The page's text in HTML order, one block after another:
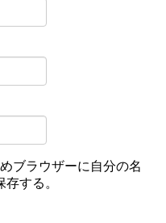
ブラウザーに自分の名
する。